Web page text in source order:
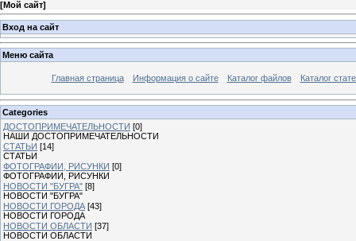
[Мой сайт]
Вход на сайт
Меню сайта
Главная страница Информация о сайте Каталог файлов Каталог
Categories
ДОСТОПРИМЕЧАТЕЛЬНОСТИ [0]
НАШИ ДОСТОПРИМЕЧАТЕЛЬНОСТИ
СТАТЬИ [14]
СТАТЬИ
ФОТОГРАФИИ, РИСУНКИ [0]
ФОТОГРАФИИ, РИСУНКИ
НОВОСТИ "БУГРА" [8]
НОВОСТИ "БУГРА"
НОВОСТИ ГОРОДА [43]
НОВОСТИ ГОРОДА
НОВОСТИ ОБЛАСТИ [37]
НОВОСТИ ОБЛАСТИ